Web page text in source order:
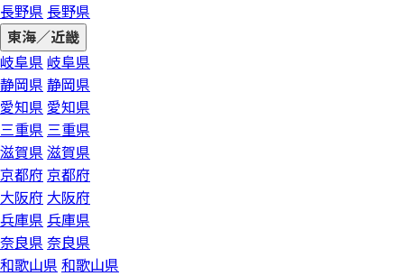
長野県 長野県
東海／近畿
岐阜県 岐阜県
静岡県 静岡県
愛知県 愛知県
三重県 三重県
滋賀県 滋賀県
京都府 京都府
大阪府 大阪府
兵庫県 兵庫県
奈良県 奈良県
和歌山県 和歌山県